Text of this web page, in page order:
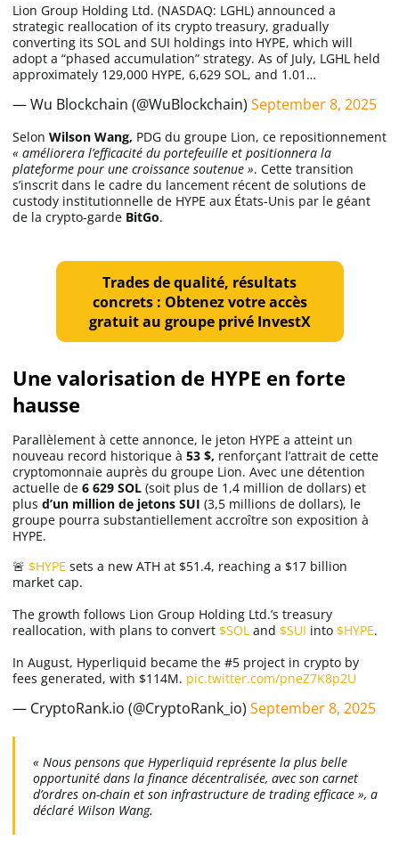
Trading
Meilleur Broker
Apprendre
Investir
Lion Group Holding Ltd. (NASDAQ: LGHL) announced a
strategic reallocation of its crypto treasury, gradually
converting its SOL and SUI holdings into HYPE, which will
adopt a “phased accumulation” strategy. As of July, LGHL held
approximately 129,000 HYPE, 6,629 SOL, and 1.01…
— Wu Blockchain (@WuBlockchain) September 8, 2025
Selon Wilson Wang, PDG du groupe Lion, ce repositionnement
« améliorera l’efficacité du portefeuille et positionnera la
plateforme pour une croissance soutenue ». Cette transition
s’inscrit dans le cadre du lancement récent de solutions de
custody institutionnelle de HYPE aux États-Unis par le géant
de la crypto-garde BitGo.
Trades de qualité, résultats
concrets : Obtenez votre accès
gratuit au groupe privé InvestX
Une valorisation de HYPE en forte
hausse
Parallèlement à cette annonce, le jeton HYPE a atteint un
nouveau record historique à 53 $, renforçant l’attrait de cette
cryptomonnaie auprès du groupe Lion. Avec une détention
actuelle de 6 629 SOL (soit plus de 1,4 million de dollars) et
plus d’un million de jetons SUI (3,5 millions de dollars), le
groupe pourra substantiellement accroître son exposition à
HYPE.
🚨 $HYPE sets a new ATH at $51.4, reaching a $17 billion
market cap.
The growth follows Lion Group Holding Ltd.’s treasury
reallocation, with plans to convert $SOL and $SUI into $HYPE.
In August, Hyperliquid became the #5 project in crypto by
fees generated, with $114M. pic.twitter.com/pneZ7K8p2U
— CryptoRank.io (@CryptoRank_io) September 8, 2025
« Nous pensons que Hyperliquid représente la plus belle
opportunité dans la finance décentralisée, avec son carnet
d’ordres on-chain et son infrastructure de trading efficace », a
déclaré Wilson Wang.